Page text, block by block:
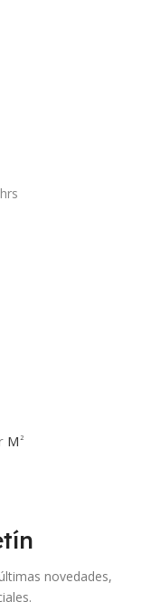
M 2
novedades,